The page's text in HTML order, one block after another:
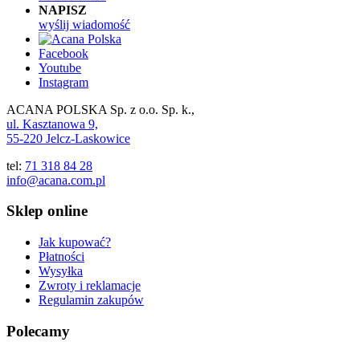
NAPISZ
wyślij wiadomość
Facebook
Youtube
Instagram
ACANA POLSKA Sp. z o.o. Sp. k.,
ul. Kasztanowa 9,
55-220 Jelcz-Laskowice
tel: 71 318 84 28
info@acana.com.pl
Sklep online
Jak kupować?
Płatności
Wysyłka
Zwroty i reklamacje
Regulamin zakupów
Polecamy